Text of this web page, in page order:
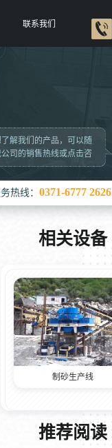
联系我们
热线： 0371-6777 2626
解我们的产品，可以随
司的销售热线或点击咨
相关设备
制砂生产线
推荐阅读